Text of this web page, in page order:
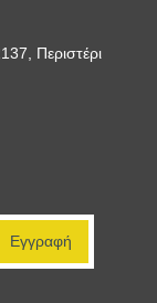
Περιστέρι